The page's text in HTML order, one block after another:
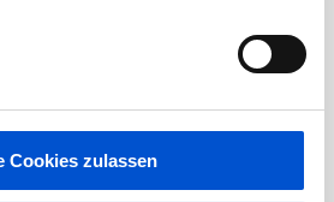
Cookies zulassen